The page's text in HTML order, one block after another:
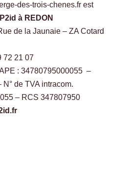
des-trois-chenes.fr est
P2id à REDON
de la Jaunaie – ZA Cotard
72 21 07
: 34780795000055 –
de TVA intracom.
– RCS 347807950